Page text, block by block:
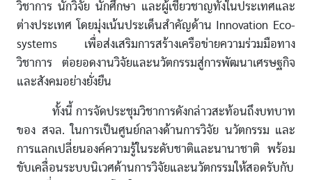
วิชาการ นักวิจัย นักศึกษา และผู้เชี่ยวชาญทั้งในประเทศและ
ต่างประเทศ โดยมุ่งเน้นประเด็นสำคัญด้าน Innovation Eco-
systems เพื่อส่งเสริมการสร้างเครือข่ายความร่วมมือทาง
วิชาการ ต่อยอดงานวิจัยและนวัตกรรมสู่การพัฒนาเศรษฐกิจ
และสังคมอย่างยั่งยืน
ทั้งนี้ การจัดประชุมวิชาการดังกล่าวสะท้อนถึงบทบาท
ของ สจล. ในการเป็นศูนย์กลางด้านการวิจัย นวัตกรรม และ
การแลกเปลี่ยนองค์ความรู้ในระดับชาติและนานาชาติ พร้อม
ขับเคลื่อนระบบนิเวศด้านการวิจัยและนวัตกรรมให้สอดรับกับ